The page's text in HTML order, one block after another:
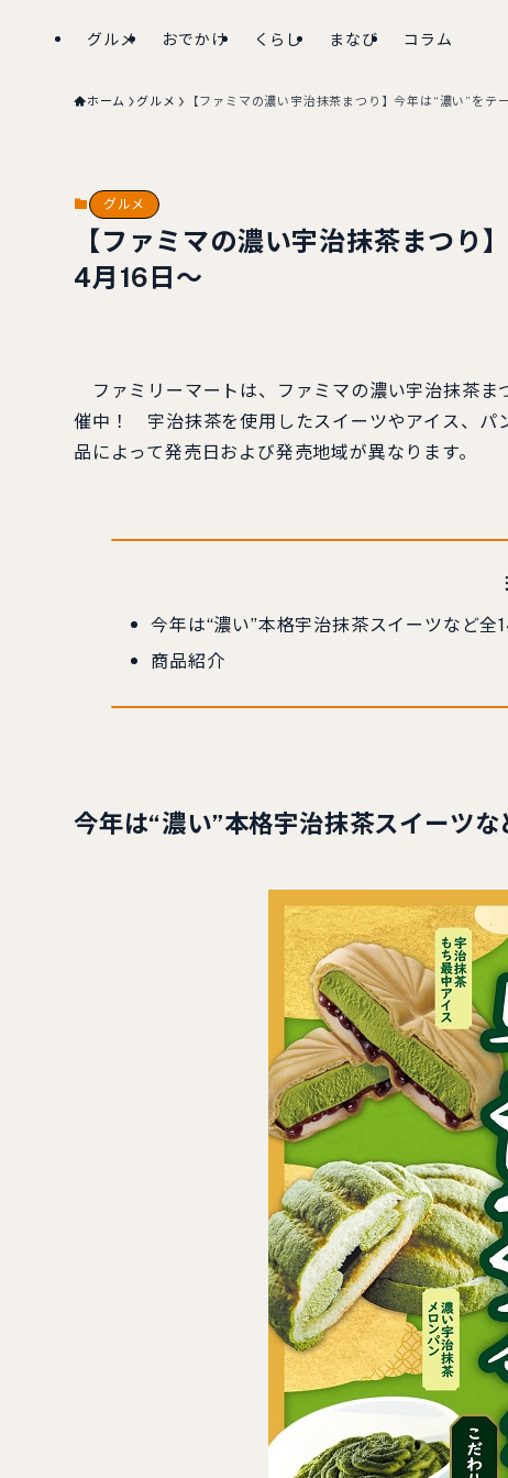
グルメ おでかけ くらし まなび コラム
ホーム グルメ 【ファミマの濃い宇治抹茶まつり】今年は“濃い”を
グルメ
【ファミマの濃い宇治抹茶まつ
4月16日～
ファミリーマートは、ファミマの濃い宇治抹茶
催中！ 宇治抹茶を使用したスイーツやアイス、
品によって発売日および発売地域が異なります。
今年は“濃い”本格宇治抹茶スイーツなど全
商品紹介
今年は“濃い”本格宇治抹茶スイーツな